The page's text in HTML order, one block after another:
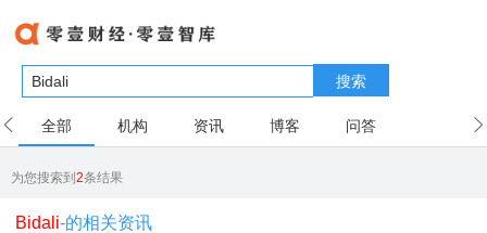
搜索
全部 机构 资讯 博客 问答
为您搜索到2条结果
Bidali-的相关资讯